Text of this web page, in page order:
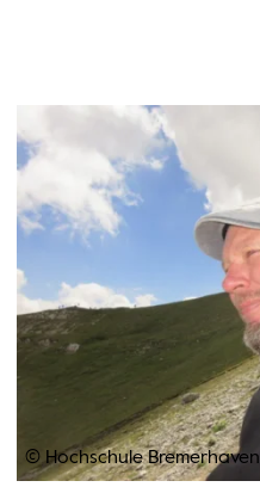
© Hochschule Bremerhaven